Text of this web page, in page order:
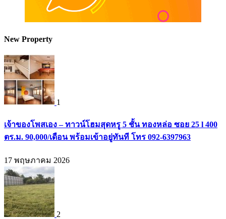
New Property
1
เจ้าของโพสเอง – ทาวน์โฮมสุดหรู 5 ชั้น ทองหล่อ ซอย 25 l 400
ตร.ม. 90,000/เดือน พร้อมเข้าอยู่ทันที โทร 092-6397963
17 พฤษภาคม 2026
2